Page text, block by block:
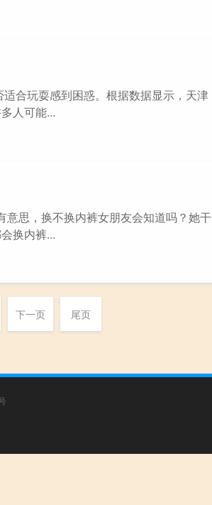
合玩耍感到困惑。根据数据显示，天津
人可能...
思，换不换内裤女朋友会知道吗？她干
换内裤...
下一页 尾页